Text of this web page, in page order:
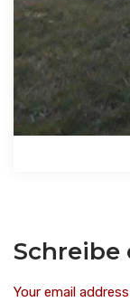
Schreibe
Your email